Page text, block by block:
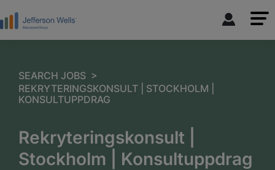
SEARCH JOBS >
REKRYTERINGSKONSULT | STOCKHOLM |
KONSULTUPPDRAG
Rekryteringskonsult |
Stockholm | Konsultuppdrag